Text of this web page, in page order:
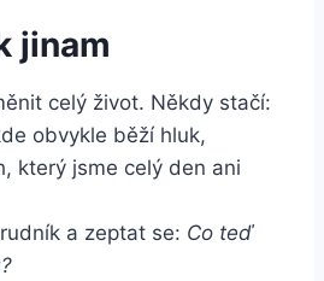
jinam
celý život. Někdy stačí:
obvykle běží hluk,
který jsme celý den ani
a zeptat se: Co teď